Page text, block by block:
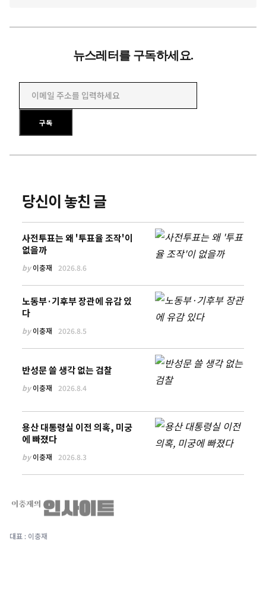
뉴스레터를 구독하세요.
이메일 주소를 입력하세요
구독
당신이 놓친 글
사전투표는 왜 '투표율 조작'이
없을까
by이충재 2026.8.6
노동부·기후부 장관에 유감 있
다
by이충재 2026.8.5
반성문 쓸 생각 없는 검찰
by이충재 2026.8.4
용산 대통령실 이전 의혹, 미궁
에 빠졌다
by이충재 2026.8.3
대표 : 이충재